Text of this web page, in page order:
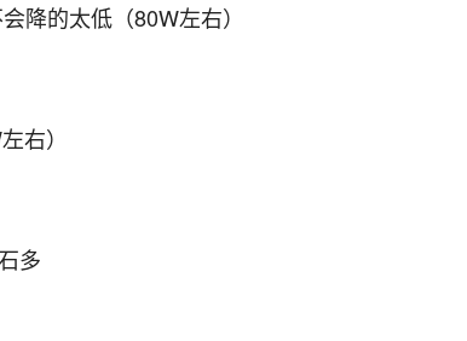
降的太低（80W左右）
右）
多